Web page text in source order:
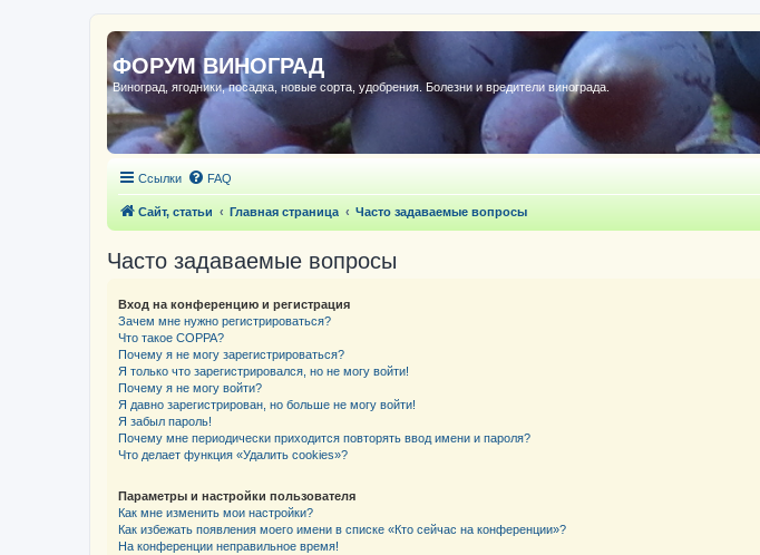
ФОРУМ ВИНОГРАД
Виноград, ягодники, посадка, новые сорта, удобрения. Болезни и вредители винограда.
Ссылки FAQ
Сайт, статьи Главная страница Часто задаваемые вопросы
Часто задаваемые вопросы
Вход на конференцию и регистрация
Зачем мне нужно регистрироваться?
Что такое COPPA?
Почему я не могу зарегистрироваться?
Я только что зарегистрировался, но не могу войти!
Почему я не могу войти?
Я давно зарегистрирован, но больше не могу войти!
Я забыл пароль!
Почему мне периодически приходится повторять ввод имени и пароля?
Что делает функция «Удалить cookies»?
Параметры и настройки пользователя
Как мне изменить мои настройки?
Как избежать появления моего имени в списке «Кто сейчас на конференции»?
На конференции неправильное время!